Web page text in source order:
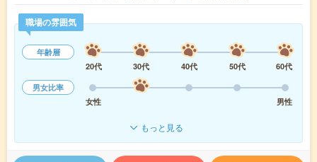
職場の雰囲気
年齢層
20代
30代 40代 50代
60代
男女比率
女性
男性
もっと見る